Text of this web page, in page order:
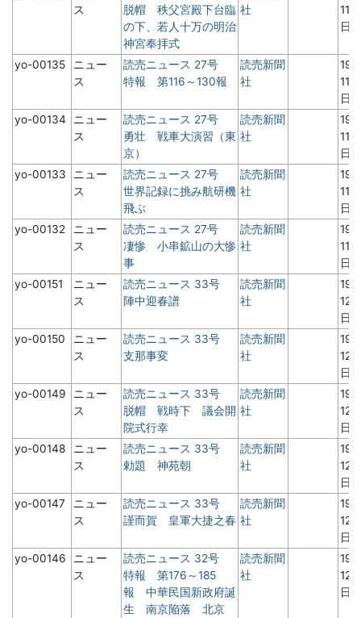
ス
脱帽 秩父宮殿下台臨
の下、若人十万の明治
神宮奉拝式
社
11
日
yo-00135
ニュー
ス
読売ニュース 27号
特報 第116～130報
読売新聞
社
11
日
yo-00134
ニュー
ス
読売ニュース 27号
勇壮 戦車大演習（東
京）
読売新聞
社
11
日
yo-00133
ニュー
ス
読売ニュース 27号
世界記録に挑み航研機
飛ぶ
読売新聞
社
11
日
yo-00132
ニュー
ス
読売ニュース 27号
凄惨 小串鉱山の大惨
事
読売新聞
社
11
日
yo-00151
ニュー
ス
読売ニュース 33号
陣中迎春譜
読売新聞
社
12
日
yo-00150
ニュー
ス
読売ニュース 33号
支那事変
読売新聞
社
12
日
yo-00149
ニュー
ス
読売ニュース 33号
脱帽 戦時下 議会開
院式行幸
読売新聞
社
12
日
yo-00148
ニュー
ス
読売ニュース 33号
勅題 神苑朝
読売新聞
社
12
日
yo-00147
ニュー
ス
読売ニュース 33号
謹而賀 皇軍大捷之春
読売新聞
社
12
日
yo-00146
ニュー
ス
読売ニュース 32号
特報 第176～185
報 中華民国新政府誕
生 南京陥落 北京
読売新聞
社
12
日